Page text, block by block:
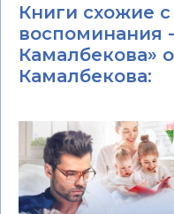
Книги схожие
воспоминания
Камалбекова»
Камалбекова: